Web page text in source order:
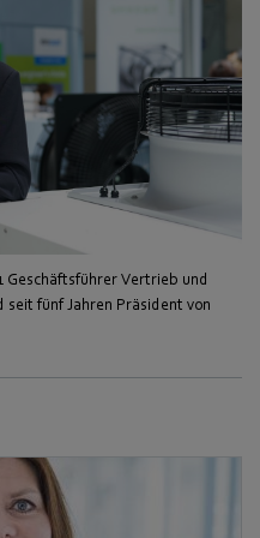
Vertrieb und
fünf Jahren Präsident von